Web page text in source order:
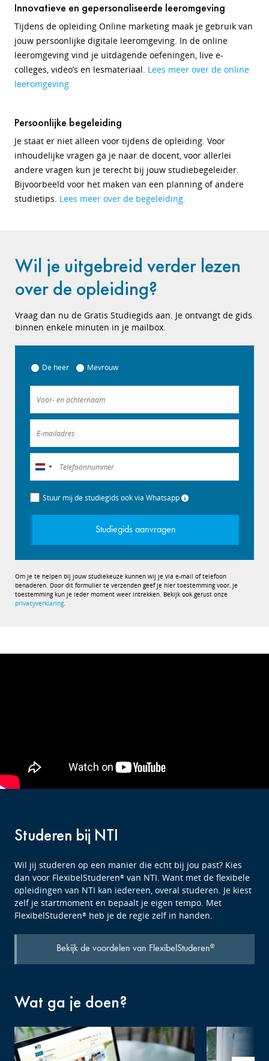
Innovatieve en gepersonaliseerde leeromgeving
Tijdens de opleiding Online marketing maak je gebruik van
jouw persoonlijke digitale leeromgeving. In de online
leeromgeving vind je uitdagende oefeningen, live e-
colleges, video’s en lesmateriaal. Lees meer over de online
leeromgeving.
Persoonlijke begeleiding
Je staat er niet alleen voor tijdens de opleiding. Voor
inhoudelijke vragen ga je naar de docent, voor allerlei
andere vragen kun je terecht bij jouw studiebegeleider.
Bijvoorbeeld voor het maken van een planning of andere
studietips. Lees meer over de begeleiding.
Wil je uitgebreid verder lezen
over de opleiding?
Vraag dan nu de Gratis Studiegids aan. Je ontvangt de gids
binnen enkele minuten in je mailbox.
De heer Mevrouw
Nederland
+31
Stuur mij de studiegids ook via Whatsapp
Studiegids aanvragen
Om je te helpen bij jouw studiekeuze kunnen wij je via e-mail of telefoon
benaderen. Door dit formulier te verzenden geef je hier toestemming voor, je
toestemming kun je ieder moment weer intrekken. Bekijk ook gerust onze
privacyverklaring.
Studeren bij NTI
Wil jij studeren op een manier die echt bij jou past? Kies
dan voor FlexibelStuderen® van NTI. Want met de flexibele
opleidingen van NTI kan iedereen, overal studeren. Je kiest
zelf je startmoment en bepaalt je eigen tempo. Met
FlexibelStuderen® heb je de regie zelf in handen.
Bekijk de voordelen van FlexibelStuderen®
Wat ga je doen?